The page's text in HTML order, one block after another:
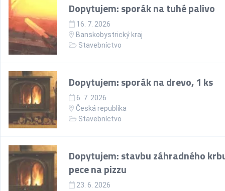
Dopytujem: sporák na tuhé palivo
16. 7. 2026
Banskobystrický kraj
Stavebníctvo
Dopytujem: sporák na drevo, 1 ks
6. 7. 2026
Česká republika
Stavebníctvo
Dopytujem: stavbu záhradného
pece na pizzu
23. 6. 2026